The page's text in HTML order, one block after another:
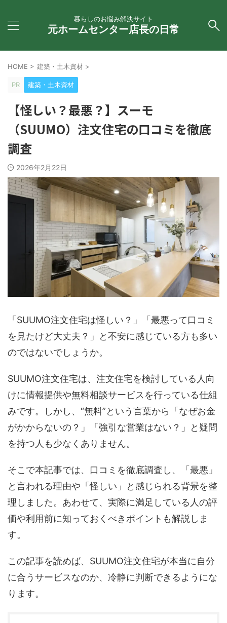
暮らしのお悩み解決サイト
元ホームセンター店長の日常
HOME > 建築・土木資材 >
PR 建築・土木資材
【怪しい？最悪？】スーモ
（SUUMO）注文住宅の口コミを徹底
調査
2026年2月22日
「SUUMO注文住宅は怪しい？」「最悪って口コミ
を見たけど大丈夫？」と不安に感じている方も多い
のではないでしょうか。
SUUMO注文住宅は、注文住宅を検討している人向
けに情報提供や無料相談サービスを行っている仕組
みです。しかし、“無料”という言葉から「なぜお金
がかからないの？」「強引な営業はない？」と疑問
を持つ人も少なくありません。
そこで本記事では、口コミを徹底調査し、「最悪」
と言われる理由や「怪しい」と感じられる背景を整
理しました。あわせて、実際に満足している人の評
価や利用前に知っておくべきポイントも解説しま
す。
この記事を読めば、SUUMO注文住宅が本当に自分
に合うサービスなのか、冷静に判断できるようにな
ります。